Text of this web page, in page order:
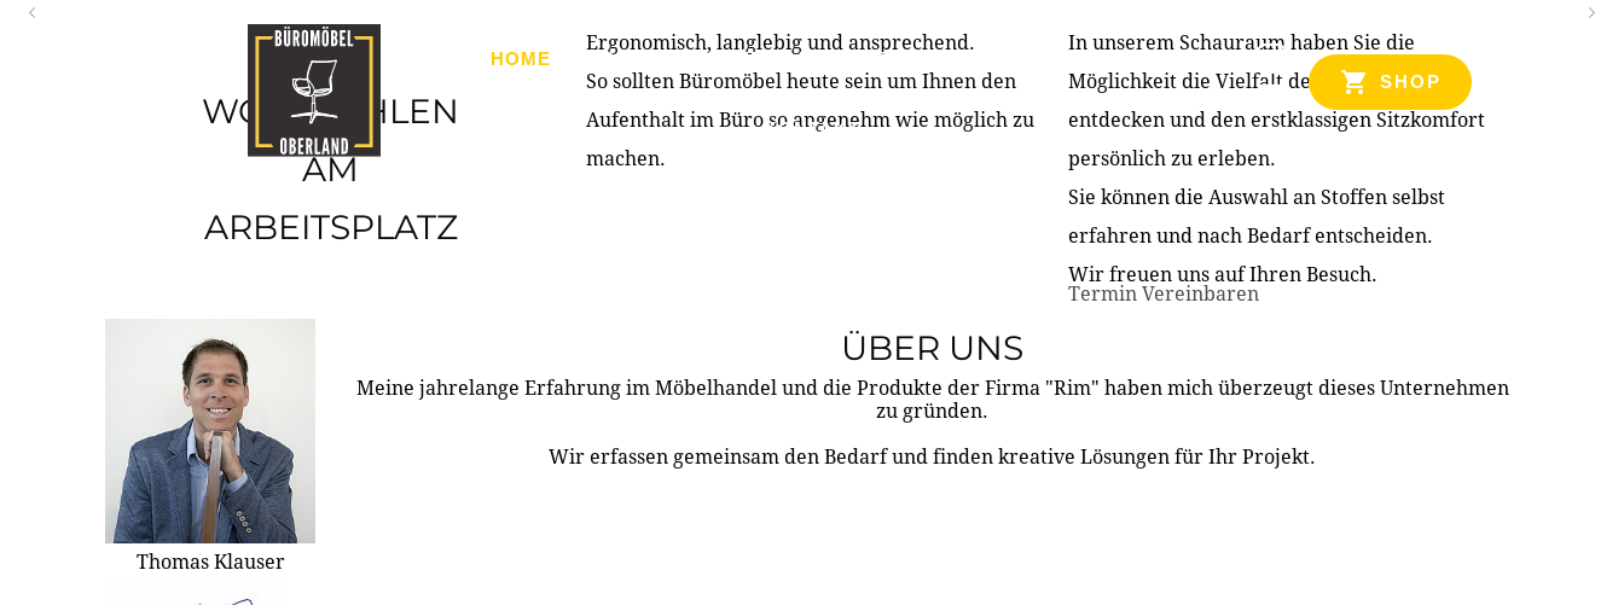
HOME PRODUKTE ÜBER UNS PARTNER & REFERENZEN
KONTAKT
SHOP
WOHLFÜHLEN
AM
ARBEITSPLATZ
Ergonomisch, langlebig und ansprechend.
So sollten Büromöbel heute sein um Ihnen den
Aufenthalt im Büro so angenehm wie möglich zu
machen.
In unserem Schauraum haben Sie die
Möglichkeit die Vielfalt der Produkte zu
entdecken und den erstklassigen Sitzkomfort
persönlich zu erleben.
Sie können die Auswahl an Stoffen selbst
erfahren und nach Bedarf entscheiden.
Wir freuen uns auf Ihren Besuch.
Termin Vereinbaren
Thomas Klauser
ÜBER UNS
Meine jahrelange Erfahrung im Möbelhandel und die Produkte der Firma "Rim" haben mich überzeugt dieses Unternehmen
zu gründen.
Wir erfassen gemeinsam den Bedarf und finden kreative Lösungen für Ihr Projekt.